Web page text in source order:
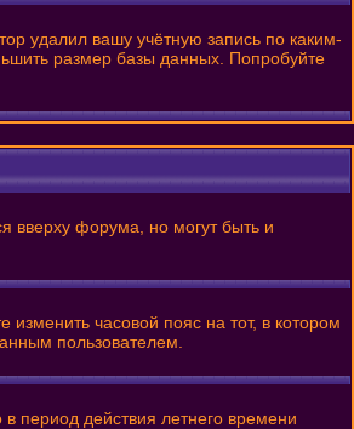
удалил вашу учётную запись по каким-
размер базы данных. Попробуйте
вверху форума, но могут быть и
часовой пояс на тот, в котором
пользователем.
период действия летнего времени